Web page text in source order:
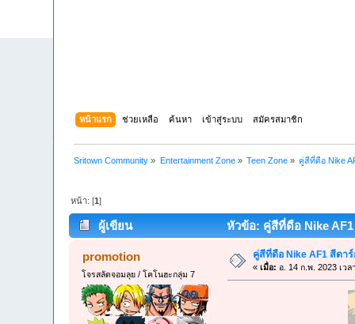
หน้าแรก ช่วยเหลือ ค้นหา เข้าสู่ระบบ สมัครสมาชิก
Sritown Community » Entertainment Zone» Teen Zone » คู่สีที่ดือ Nike
หน้า: [1]
ผู้เขียน หัวข้อ: คู่สีที่ดือ Nike
promotion
โจรสลัดจอมลุย / โคโนฮะกลุ่ม 7
คู่สีที่ดือ Nike AF1 สีดา
«เมื่อ: อ. 14 ก.พ. 2023 เวล